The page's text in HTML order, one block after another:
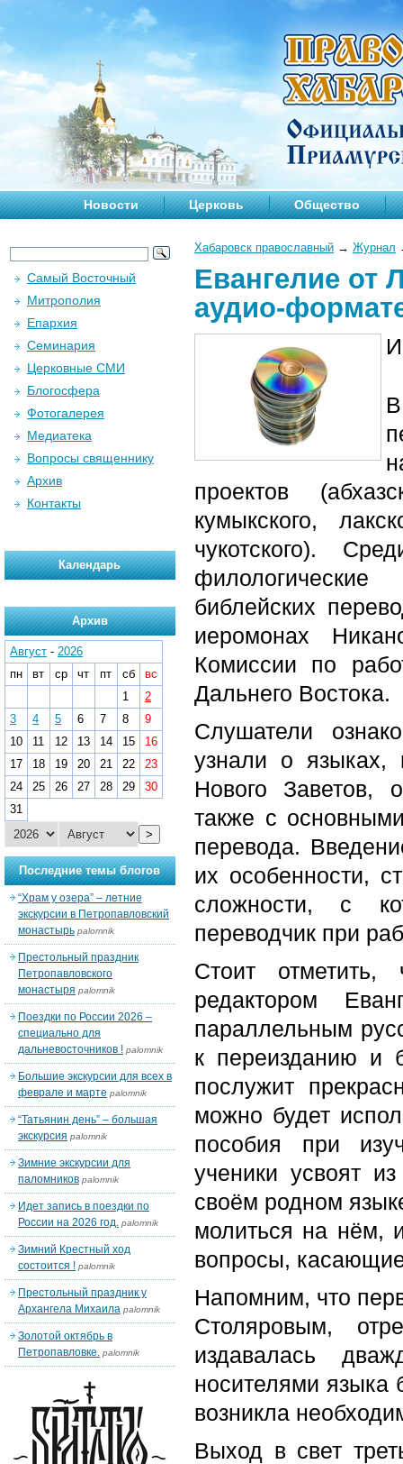
Новости Церковь Общество
Хабаровск православный → Журнал
Евангелие от
аудио-
проектов
кумыкского,
чукотского).
библейских
иеромонах
Комиссии по
Дальнего Востока.
Слушатели
узнали о языках,
Нового Заветов,
также с
перевода.
их особенности,
сложности, с
переводчик при
Стоит отметить,
редактором
параллельным
к переизданию и
послужит
можно будет
пособия при
ученики усвоят
своём родном
молиться на нём,
вопросы,
Напомним, что
Столяровым,
издавалась
носителями языка
возникла
Выход в свет
Самый Восточный
Митрополия
Епархия
Семинария
Церковные СМИ
Блогосфера
Фотогалерея
Медиатека
Вопросы священнику
Архив
Контакты
Календарь
Архив
Август - 2026
пн
вт ср чт пт сб
вс
1
2
3
4 5 6 7 8
9
10
11 12 13 14 15
16
17
18 19 20 21 22
23
24
25 26 27 28 29
30
31
>
Последние темы блогов
“Храм у озера” – летние
экскурсии в Петропавловский
монастырь palomnik
Престольный праздник
Петропавловского
монастыря palomnik
Поездки по России 2026 –
специально для
дальневосточников ! palomnik
Большие экскурсии для всех в
феврале и марте palomnik
“Татьянин день” – большая
экскурсия palomnik
Зимние экскурсии для
паломников palomnik
Идет запись в поездки по
России на 2026 год. palomnik
Зимний Крестный ход
состоится ! palomnik
Престольный праздник у
Архангела Михаила palomnik
Золотой октябрь в
Петропавловке. palomnik